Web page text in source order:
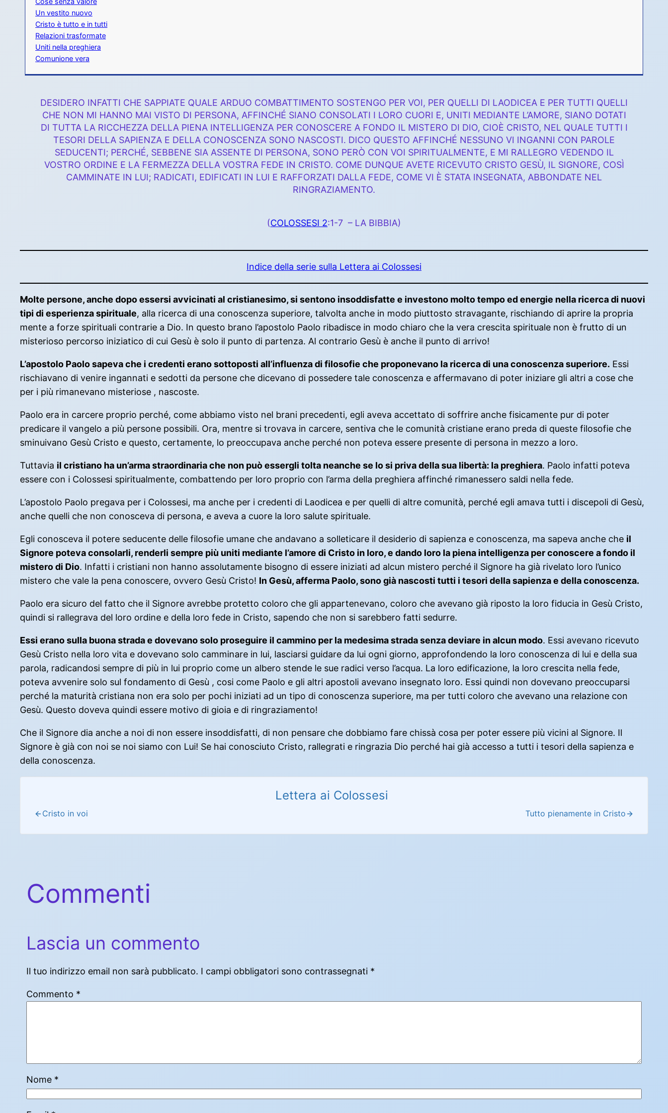
Un vestito nuovo
Cristo è tutto e in tutti
Relazioni trasformate
Uniti nella preghiera
Comunione vera
DESIDERO INFATTI CHE SAPPIATE QUALE ARDUO COMBATTIMENTO SOSTENGO PER VOI, PER QUELLI DI LAODICEA E PER TUTTI QUELLI
CHE NON MI HANNO MAI VISTO DI PERSONA, AFFINCHÉ SIANO CONSOLATI I LORO CUORI E, UNITI MEDIANTE L’AMORE, SIANO DOTATI
DI TUTTA LA RICCHEZZA DELLA PIENA INTELLIGENZA PER CONOSCERE A FONDO IL MISTERO DI DIO, CIOÈ CRISTO, NEL QUALE TUTTI I
TESORI DELLA SAPIENZA E DELLA CONOSCENZA SONO NASCOSTI. DICO QUESTO AFFINCHÉ NESSUNO VI INGANNI CON PAROLE
SEDUCENTI; PERCHÉ, SEBBENE SIA ASSENTE DI PERSONA, SONO PERÒ CON VOI SPIRITUALMENTE, E MI RALLEGRO VEDENDO IL
VOSTRO ORDINE E LA FERMEZZA DELLA VOSTRA FEDE IN CRISTO. COME DUNQUE AVETE RICEVUTO CRISTO GESÙ, IL SIGNORE, COSÌ
CAMMINATE IN LUI; RADICATI, EDIFICATI IN LUI E RAFFORZATI DALLA FEDE, COME VI È STATA INSEGNATA, ABBONDATE NEL
RINGRAZIAMENTO.
(COLOSSESI 2:1-7 – LA BIBBIA)
Indice della serie sulla Lettera ai Colossesi
Molte persone, anche dopo essersi avvicinati al cristianesimo, si sentono insoddisfatte e investono molto tempo ed energie nella ricerca di nuovi
tipi di esperienza spirituale, alla ricerca di una conoscenza superiore, talvolta anche in modo piuttosto stravagante, rischiando di aprire la propria
mente a forze spirituali contrarie a Dio. In questo brano l’apostolo Paolo ribadisce in modo chiaro che la vera crescita spirituale non è frutto di un
misterioso percorso iniziatico di cui Gesù è solo il punto di partenza. Al contrario Gesù è anche il punto di arrivo!
L’apostolo Paolo sapeva che i credenti erano sottoposti all’influenza di filosofie che proponevano la ricerca di una conoscenza superiore. Essi
rischiavano di venire ingannati e sedotti da persone che dicevano di possedere tale conoscenza e affermavano di poter iniziare gli altri a cose che
per i più rimanevano misteriose , nascoste.
Paolo era in carcere proprio perché, come abbiamo visto nel brani precedenti, egli aveva accettato di soffrire anche fisicamente pur di poter
predicare il vangelo a più persone possibili. Ora, mentre si trovava in carcere, sentiva che le comunità cristiane erano preda di queste filosofie che
sminuivano Gesù Cristo e questo, certamente, lo preoccupava anche perché non poteva essere presente di persona in mezzo a loro.
Tuttavia il cristiano ha un’arma straordinaria che non può essergli tolta neanche se lo si priva della sua libertà: la preghiera. Paolo infatti poteva
essere con i Colossesi spiritualmente, combattendo per loro proprio con l’arma della preghiera affinché rimanessero saldi nella fede.
L’apostolo Paolo pregava per i Colossesi, ma anche per i credenti di Laodicea e per quelli di altre comunità, perché egli amava tutti i discepoli di Gesù,
anche quelli che non conosceva di persona, e aveva a cuore la loro salute spirituale.
Egli conosceva il potere seducente delle filosofie umane che andavano a solleticare il desiderio di sapienza e conoscenza, ma sapeva anche che il
Signore poteva consolarli, renderli sempre più uniti mediante l’amore di Cristo in loro, e dando loro la piena intelligenza per conoscere a fondo il
mistero di Dio. Infatti i cristiani non hanno assolutamente bisogno di essere iniziati ad alcun mistero perché il Signore ha già rivelato loro l’unico
mistero che vale la pena conoscere, ovvero Gesù Cristo! In Gesù, afferma Paolo, sono già nascosti tutti i tesori della sapienza e della conoscenza.
Paolo era sicuro del fatto che il Signore avrebbe protetto coloro che gli appartenevano, coloro che avevano già riposto la loro fiducia in Gesù Cristo,
quindi si rallegrava del loro ordine e della loro fede in Cristo, sapendo che non si sarebbero fatti sedurre.
Essi erano sulla buona strada e dovevano solo proseguire il cammino per la medesima strada senza deviare in alcun modo. Essi avevano ricevuto
Gesù Cristo nella loro vita e dovevano solo camminare in lui, lasciarsi guidare da lui ogni giorno, approfondendo la loro conoscenza di lui e della sua
parola, radicandosi sempre di più in lui proprio come un albero stende le sue radici verso l’acqua. La loro edificazione, la loro crescita nella fede,
poteva avvenire solo sul fondamento di Gesù , cosi come Paolo e gli altri apostoli avevano insegnato loro. Essi quindi non dovevano preoccuparsi
perché la maturità cristiana non era solo per pochi iniziati ad un tipo di conoscenza superiore, ma per tutti coloro che avevano una relazione con
Gesù. Questo doveva quindi essere motivo di gioia e di ringraziamento!
Che il Signore dia anche a noi di non essere insoddisfatti, di non pensare che dobbiamo fare chissà cosa per poter essere più vicini al Signore. Il
Signore è già con noi se noi siamo con Lui! Se hai conosciuto Cristo, rallegrati e ringrazia Dio perché hai già accesso a tutti i tesori della sapienza e
della conoscenza.
Lettera ai Colossesi
Cristo in voi Tutto pienamente in Cristo
Commenti
Lascia un commento
Il tuo indirizzo email non sarà pubblicato. I campi obbligatori sono contrassegnati *
Commento *
Nome *